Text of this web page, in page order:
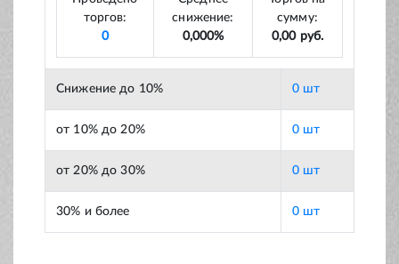
торгов:
0
снижение:
0,000%
сумму:
0,00 руб.
Снижение до 10% 0 шт
от 10% до 20% 0 шт
от 20% до 30% 0 шт
30% и более 0 шт